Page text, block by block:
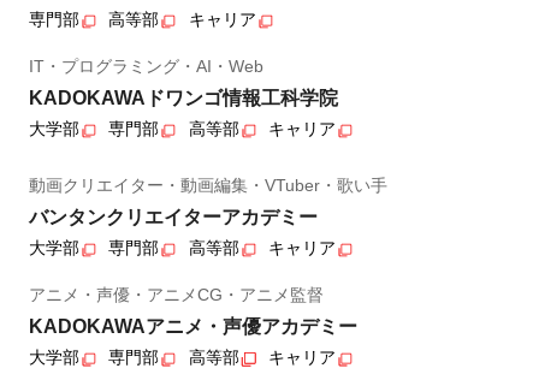
専門部 高等部 キャリア
IT・プログラミング・AI・Web
KADOKAWAドワンゴ情報工科学院
大学部 専門部 高等部 キャリア
動画クリエイター・動画編集・VTuber・歌い手
バンタンクリエイターアカデミー
大学部 専門部 高等部 キャリア
アニメ・声優・アニメCG・アニメ監督
KADOKAWAアニメ・声優アカデミー
大学部 専門部 高等部 キャリア